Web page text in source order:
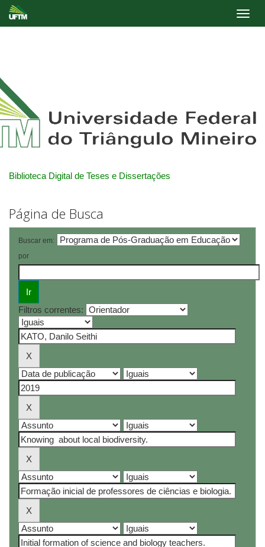
Biblioteca Digital de Teses e Dissertações
Página de Busca
Buscar em:
por
Filtros correntes: